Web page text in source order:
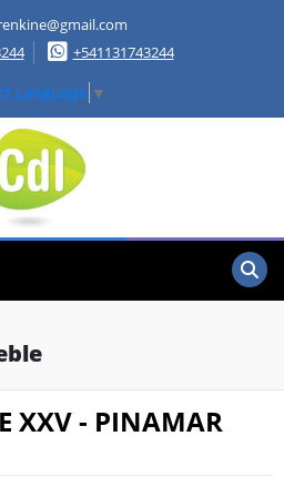
+541131743244
Language ▼
XXV - PINAMAR